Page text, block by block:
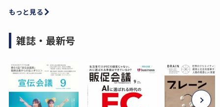
もっと見る
雑誌・最新号